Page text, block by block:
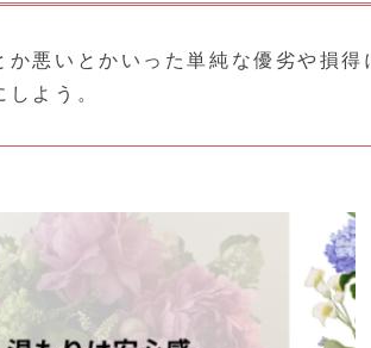
か悪いとかいった単純な優劣や損
よう。